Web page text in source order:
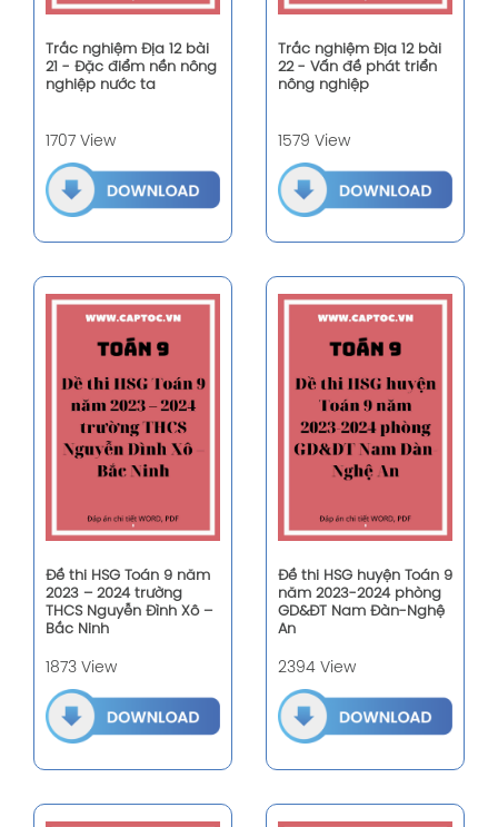
Trắc nghiệm Địa 12 bài
21 - Đặc điểm nền nông
nghiệp nước ta
1707 View
Trắc nghiệm Địa 12 bài
22 - Vấn đề phát triển
nông nghiệp
1579 View
Đề thi HSG Toán 9 năm
2023 – 2024 trường
THCS Nguyễn Đình Xô –
Bắc Ninh
1873 View
Đề thi HSG huyện Toán 9
năm 2023-2024 phòng
GD&ĐT Nam Đàn-Nghệ
An
2394 View